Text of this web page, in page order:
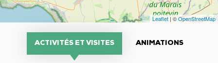
Leaflet| ©OpenStreetMap
ACTIVITÉS ET VISITES ANIMATIONS